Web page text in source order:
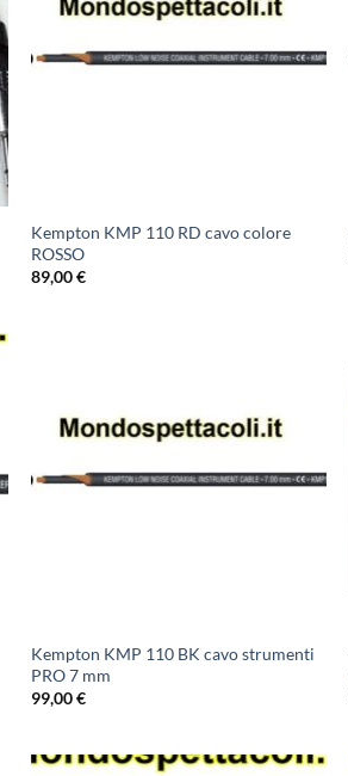
Kempton KMP 110 RD cavo colore
ROSSO
89,00€
Kempton KMP 110 BK cavo strumenti
PRO 7 mm
99,00€